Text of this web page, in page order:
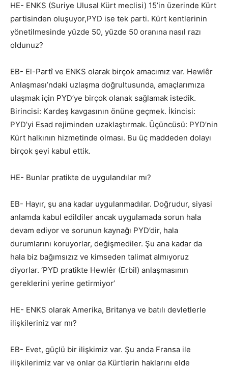
HE- ENKS (Suriye Ulusal Kürt meclisi) 15’in üzerinde Kürt
partisinden oluşuyor,PYD ise tek parti. Kürt kentlerinin
yönetilmesinde yüzde 50, yüzde 50 oranına nasıl razı
oldunuz?
EB- El-Partî ve ENKS olarak birçok amacımız var. Hewlêr
Anlaşması’ndaki uzlaşma doğrultusunda, amaçlarımıza
ulaşmak için PYD’ye birçok olanak sağlamak istedik.
Birincisi: Kardeş kavgasının önüne geçmek. İkincisi:
PYD’yi Esad rejiminden uzaklaştırmak. Üçüncüsü: PYD’nin
Kürt halkının hizmetinde olması. Bu üç maddeden dolayı
birçok şeyi kabul ettik.
HE- Bunlar pratikte de uygulandılar mı?
EB- Hayır, şu ana kadar uygulanmadılar. Doğrudur, siyasi
anlamda kabul edildiler ancak uygulamada sorun hala
devam ediyor ve sorunun kaynağı PYD’dir, hala
durumlarını koruyorlar, değişmediler. Şu ana kadar da
hala biz bağımsızız ve kimseden talimat almıyoruz
diyorlar. ‘PYD pratikte Hewlêr (Erbil) anlaşmasının
gereklerini yerine getirmiyor’
HE- ENKS olarak Amerika, Britanya ve batılı devletlerle
ilişkileriniz var mı?
EB- Evet, güçlü bir ilişkimiz var. Şu anda Fransa ile
ilişkilerimiz var ve onlar da Kürtlerin haklarını elde